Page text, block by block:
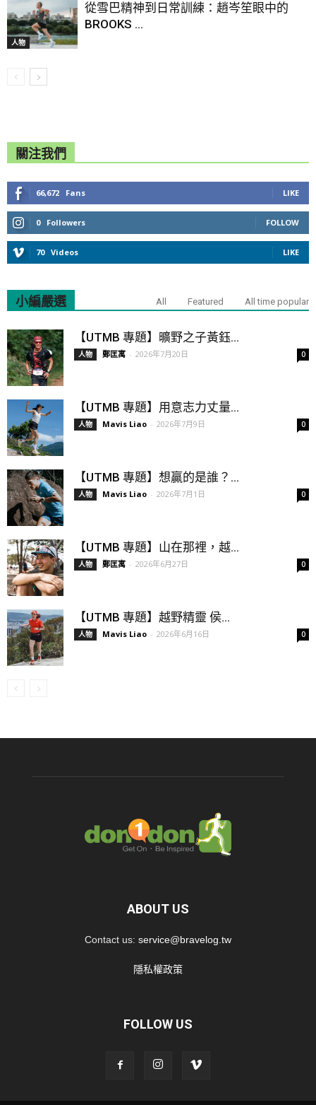
人物
從雪巴精神到日常訓練：趙岑笙眼中的
BROOKS ...
關注我們
66,672 Fans LIKE
0 Followers FOLLOW
70 Videos LIKE
小編嚴選 All Featured All time popular
【UTMB 專題】曠野之子黃鈺...
人物 鄭匡寓 - 2026年7月20日 0
【UTMB 專題】用意志力丈量...
人物 Mavis Liao - 2026年7月9日 0
【UTMB 專題】想贏的是誰？...
人物 Mavis Liao - 2026年7月1日 0
【UTMB 專題】山在那裡，越...
人物 鄭匡寓 - 2026年6月27日 0
【UTMB 專題】越野精靈 侯...
人物 Mavis Liao - 2026年6月16日 0
ABOUT US
Contact us: service@bravelog.tw
隱私權政策
FOLLOW US